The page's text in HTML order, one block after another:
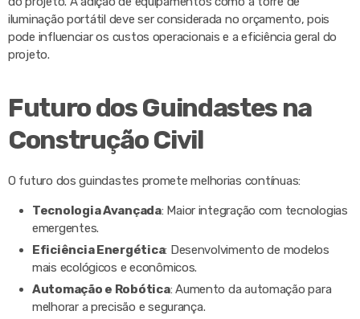
iluminação portátil deve ser considerada no orçamento, pois
pode influenciar os custos operacionais e a eficiência geral do
projeto.
Futuro dos Guindastes na
Construção Civil
O futuro dos guindastes promete melhorias contínuas:
Tecnologia Avançada: Maior integração com tecnologias
emergentes.
Eficiência Energética: Desenvolvimento de modelos
mais ecológicos e econômicos.
Automação e Robótica: Aumento da automação para
melhorar a precisão e segurança.